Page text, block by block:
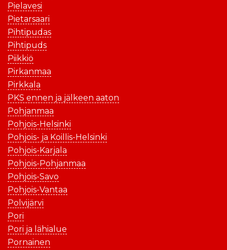
Pielavesi
Pietarsaari
Pihtipudas
Pihtipuds
Piikkiö
Pirkanmaa
Pirkkala
PKS ennen ja jälkeen aaton
Pohjanmaa
Pohjois-Helsinki
Pohjois- ja Koillis-Helsinki
Pohjois-Karjala
Pohjois-Pohjanmaa
Pohjois-Savo
Pohjois-Vantaa
Polvijärvi
Pori
Pori ja lähialue
Pornainen